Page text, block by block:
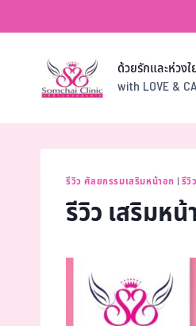
ด้วยรักและห่ว
with LOVE &
รีวิว ศัลยกรรมเสริมหน้าอก | รีวิว
รีวิว เสริมหน้